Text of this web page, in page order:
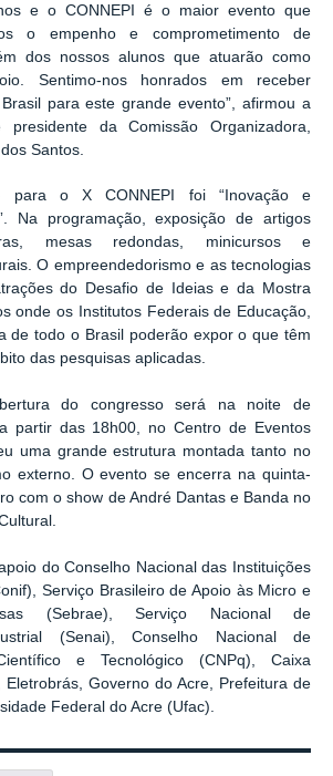
e o CONNEPI é o maior evento que
o empenho e comprometimento de
dos nossos alunos que atuarão como
Sentimo-nos honrados em receber
para este grande evento”, afirmou a
da Comissão Organizadora,
Santos.
para o X CONNEPI foi “Inovação e
Na programação, exposição de artigos
mesas redondas, minicursos e
O empreendedorismo e as tecnologias
do Desafio de Ideias e da Mostra
onde os Institutos Federais de Educação,
de todo o Brasil poderão expor o que têm
das pesquisas aplicadas.
do congresso será na noite de
partir das 18h00, no Centro de Eventos
uma grande estrutura montada tanto no
externo. O evento se encerra na quinta-
com o show de André Dantas e Banda no
do Conselho Nacional das Instituições
Serviço Brasileiro de Apoio às Micro e
(Sebrae), Serviço Nacional de
(Senai), Conselho Nacional de
e Tecnológico (CNPq), Caixa
Eletrobrás, Governo do Acre, Prefeitura de
Federal do Acre (Ufac).